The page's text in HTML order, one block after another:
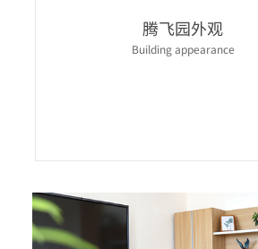
腾飞园外观
Building appearance